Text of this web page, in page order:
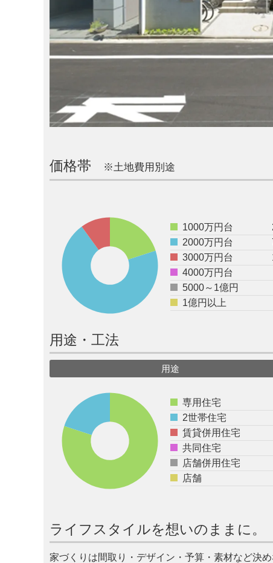
価格帯 ※土地費用別途
1000万円台
2000万円台
3000万円台
4000万円台
5000～1億円
1億円以上
用途・工法
用途
専用住宅
2世帯住宅
賃貸併用住宅
共同住宅
店舗併用住宅
店舗
ライフスタイルを想いのままに。
家づくりは間取り・デザイン・予算・素材など決